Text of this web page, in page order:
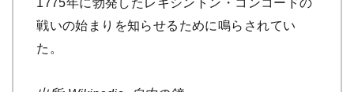
戦いの始まりを知らせるために鳴らされてい
た。